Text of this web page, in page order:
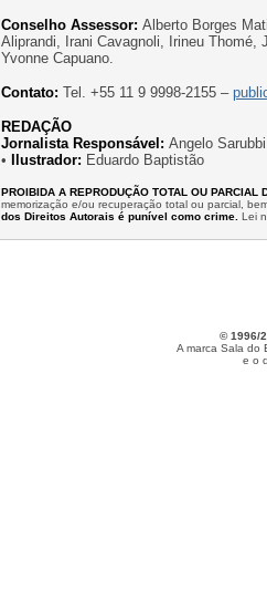
Conselho Assessor: Alberto Borges
Aliprandi, Irani Cavagnoli, Irineu Thomé,
Yvonne Capuano.
Contato: Tel. +55 11 9 9998-2155 –
REDAÇÃO
Jornalista Responsável: Angelo
•
Ilustrador: Eduardo Baptistão
PROIBIDA A REPRODUÇÃO TOTAL OU PARCIAL
memorização e/ou recuperação total ou parcial,
dos Direitos Autorais é punível como crime. Lei
© 1996/
A marca Sala do
e o